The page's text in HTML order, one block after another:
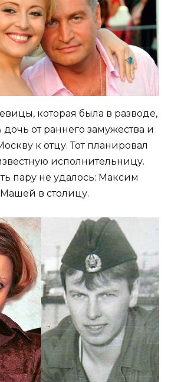
которая была в разводе,
от раннего замужества и
к отцу. Тот планировал
исполнительницу.
пару не удалось: Максим
Машей в столицу.